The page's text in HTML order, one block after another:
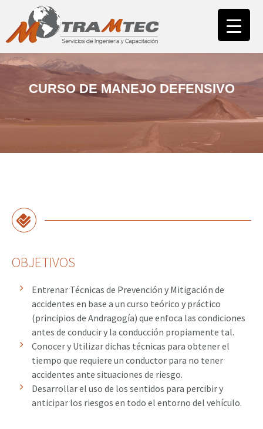
INICIO NUESTRA EMPRESA
NUESTROS CLIENTES CONTACTO
CURSO DE MANEJO DEFENSIVO
OBJETIVOS
Entrenar Técnicas de Prevención y Mitigación de
accidentes en base a un curso teórico y práctico
(principios de Andragogía) que enfoca las condiciones
antes de conducir y la conducción propiamente tal.
Conocer y Utilizar dichas técnicas para obtener el
tiempo que requiere un conductor para no tener
accidentes ante situaciones de riesgo.
Desarrollar el uso de los sentidos para percibir y
anticipar los riesgos en todo el entorno del vehículo.